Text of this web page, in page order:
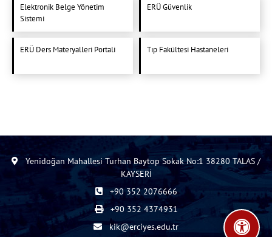
Elektronik Belge Yönetim
Sistemi
ERÜ Güvenlik
ERÜ Ders Materyalleri Portali Tıp Fakültesi Hastaneleri
Yenidoğan Mahallesi Turhan Baytop Sokak No:1 38280 TALAS /
KAYSERİ
+90 352 2076666
+90 352 4374931
kik@erciyes.edu.tr